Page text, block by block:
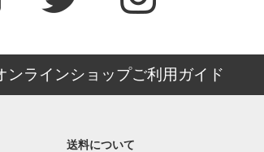
ンラインショップご利用ガイド
送料について